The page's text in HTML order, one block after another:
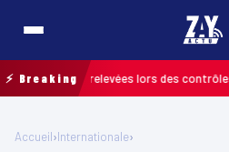
⚡ Breakingrelevées lors des contrôles des
Accueil›Internationale›